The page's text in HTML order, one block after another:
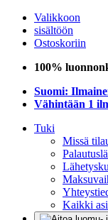
Valikkoon
sisältöön
Ostoskoriin
100%
Suomi:
Vähintään 1
Tuki
Missä
Kaikki